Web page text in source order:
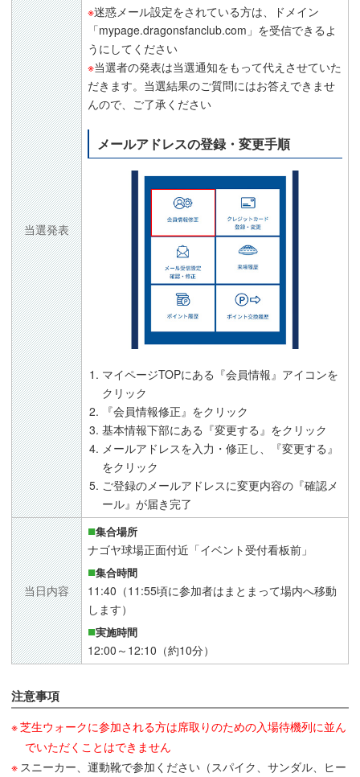
当選発表
※迷惑メール設定をされている方は、ドメイン
「mypage.dragonsfanclub.com」を受信できるよ
うにしてください
※当選者の発表は当選通知をもって代えさせていた
だきます。当選結果のご質問にはお答えできませ
んので、ご了承ください
メールアドレスの登録・変更手順
マイページTOPにある『会員情報』アイコンを
クリック
『会員情報修正』をクリック
基本情報下部にある『変更する』をクリック
メールアドレスを入力・修正し、『変更する』
をクリック
ご登録のメールアドレスに変更内容の『確認メ
ール』が届き完了
当日内容
集合場所
ナゴヤ球場正面付近「イベント受付看板前」
集合時間
11:40（11:55頃に参加者はまとまって場内へ移動
します）
実施時間
12:00～12:10（約10分）
注意事項
芝生ウォークに参加される方は席取りのための入場待機列に並ん
でいただくことはできません
スニーカー、運動靴で参加ください（スパイク、サンダル、ヒー